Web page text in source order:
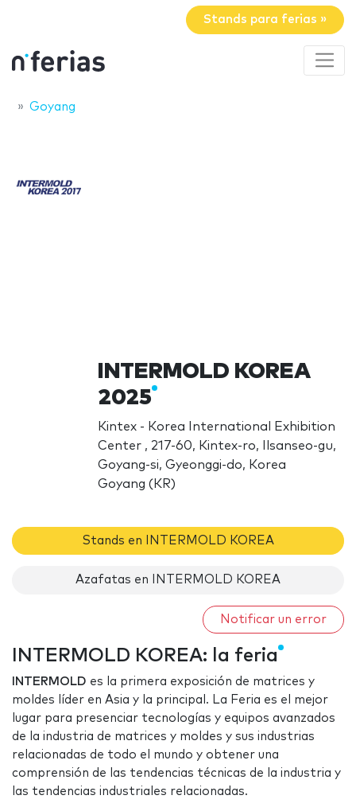
Stands para ferias »
Goyang
INTERMOLD KOREA
2025
Kintex - Korea International Exhibition
Center , 217-60, Kintex-ro, Ilsanseo-gu,
Goyang-si, Gyeonggi-do, Korea
Goyang (KR)
Stands en INTERMOLD KOREA
Azafatas en INTERMOLD KOREA
Notificar un error
INTERMOLD KOREA: la feria
INTERMOLD es la primera exposición de matrices y
moldes líder en Asia y la principal. La Feria es el mejor
lugar para presenciar tecnologías y equipos avanzados
de la industria de matrices y moldes y sus industrias
relacionadas de todo el mundo y obtener una
comprensión de las tendencias técnicas de la industria y
las tendencias industriales relacionadas.